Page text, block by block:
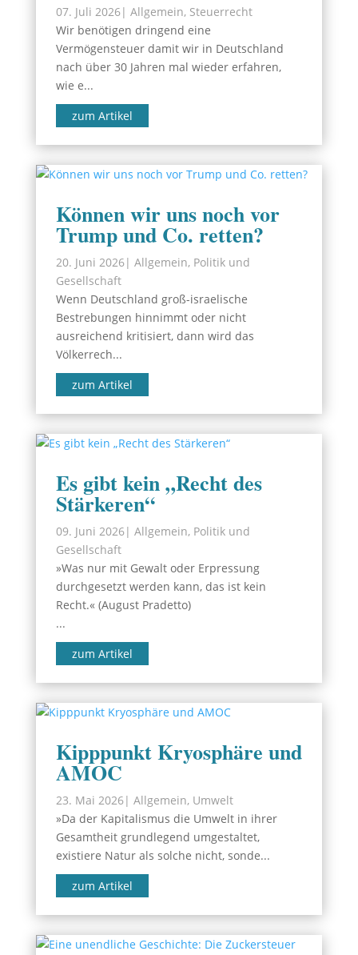
07. Juli 2026| Allgemein, Steuerrecht
Wir benötigen dringend eine
Vermögensteuer damit wir in Deutschland
nach über 30 Jahren mal wieder erfahren,
wie e...
zum Artikel
Können wir uns noch vor
Trump und Co. retten?
20. Juni 2026| Allgemein, Politik und
Gesellschaft
Wenn Deutschland groß-israelische
Bestrebungen hinnimmt oder nicht
ausreichend kritisiert, dann wird das
Völkerrech...
zum Artikel
Es gibt kein „Recht des
Stärkeren“
09. Juni 2026| Allgemein, Politik und
Gesellschaft
»Was nur mit Gewalt oder Erpressung
durchgesetzt werden kann, das ist kein
Recht.« (August Pradetto)
...
zum Artikel
Kipppunkt Kryosphäre und
AMOC
23. Mai 2026| Allgemein, Umwelt
»Da der Kapitalismus die Umwelt in ihrer
Gesamtheit grundlegend umgestaltet,
existiere Natur als solche nicht, sonde...
zum Artikel